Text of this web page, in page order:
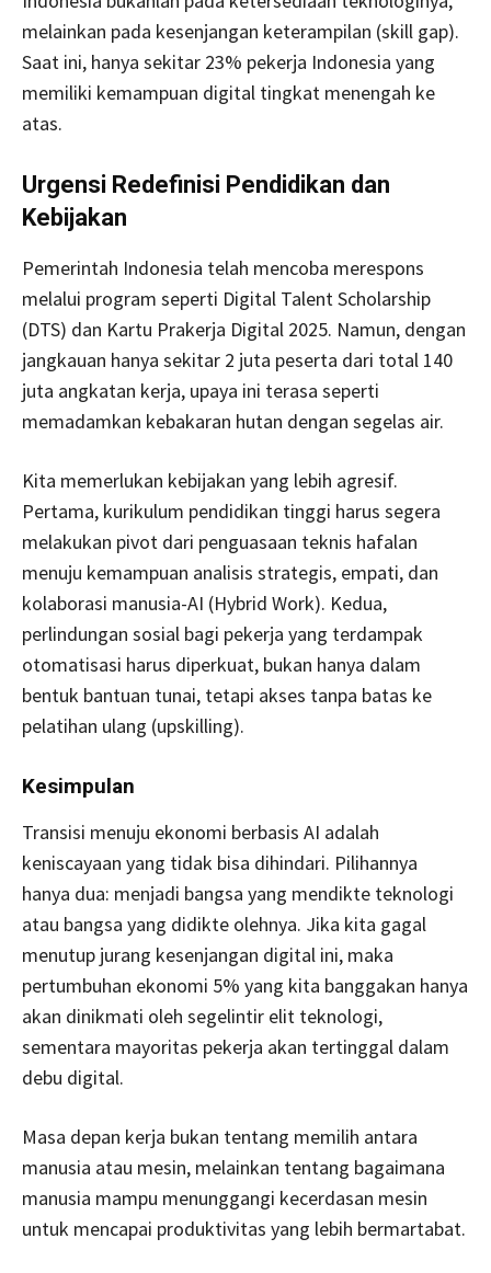
melainkan pada kesenjangan keterampilan (skill gap).
Saat ini, hanya sekitar 23% pekerja Indonesia yang
memiliki kemampuan digital tingkat menengah ke
atas.
Urgensi Redefinisi Pendidikan dan
Kebijakan
Pemerintah Indonesia telah mencoba merespons
melalui program seperti Digital Talent Scholarship
(DTS) dan Kartu Prakerja Digital 2025. Namun, dengan
jangkauan hanya sekitar 2 juta peserta dari total 140
juta angkatan kerja, upaya ini terasa seperti
memadamkan kebakaran hutan dengan segelas air.
Kita memerlukan kebijakan yang lebih agresif.
Pertama, kurikulum pendidikan tinggi harus segera
melakukan pivot dari penguasaan teknis hafalan
menuju kemampuan analisis strategis, empati, dan
kolaborasi manusia-AI (Hybrid Work). Kedua,
perlindungan sosial bagi pekerja yang terdampak
otomatisasi harus diperkuat, bukan hanya dalam
bentuk bantuan tunai, tetapi akses tanpa batas ke
pelatihan ulang (upskilling).
Kesimpulan
Transisi menuju ekonomi berbasis AI adalah
keniscayaan yang tidak bisa dihindari. Pilihannya
hanya dua: menjadi bangsa yang mendikte teknologi
atau bangsa yang didikte olehnya. Jika kita gagal
menutup jurang kesenjangan digital ini, maka
pertumbuhan ekonomi 5% yang kita banggakan hanya
akan dinikmati oleh segelintir elit teknologi,
sementara mayoritas pekerja akan tertinggal dalam
debu digital.
Masa depan kerja bukan tentang memilih antara
manusia atau mesin, melainkan tentang bagaimana
manusia mampu menunggangi kecerdasan mesin
untuk mencapai produktivitas yang lebih bermartabat.